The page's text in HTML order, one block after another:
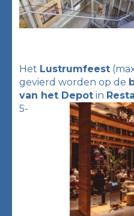
Het Lustrumfeest
gevierd worden op de
van het Depot in
5-